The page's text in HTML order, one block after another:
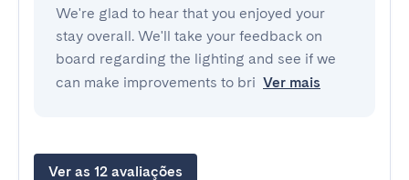
We're glad to hear that you enjoyed your
stay overall. We'll take your feedback on
board regarding the lighting and see if we
can make improvements to bri Ver mais
Ver as 12 avaliações